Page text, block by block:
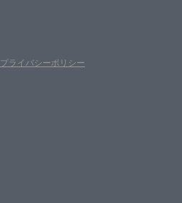
プライバシーポリシー